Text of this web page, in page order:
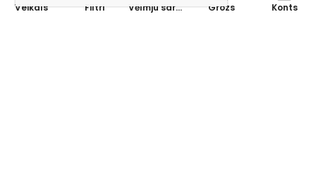
Veikals Filtri Vēlmju saraksts Grozs Konts